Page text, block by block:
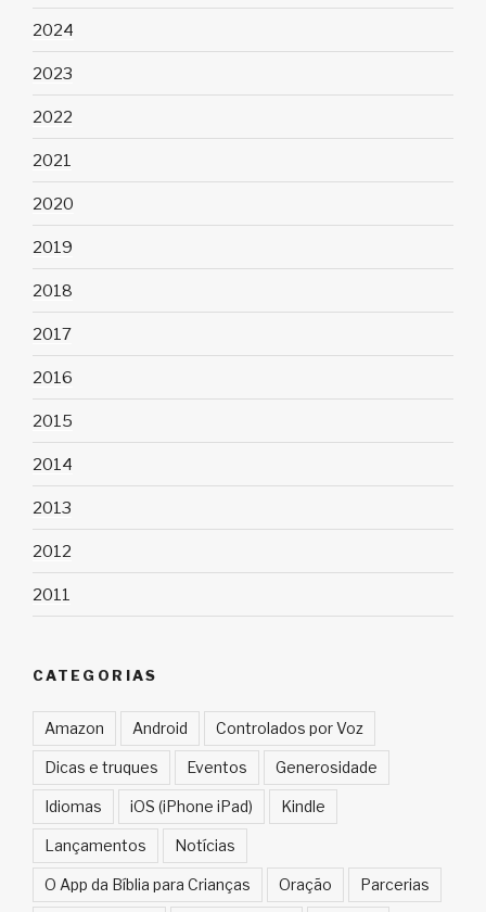
2024
2023
2022
2021
2020
2019
2018
2017
2016
2015
2014
2013
2012
2011
CATEGORIAS
Amazon Android Controlados por Voz
Dicas e truques Eventos Generosidade
Idiomas iOS (iPhone iPad) Kindle
Lançamentos Notícias
O App da Bíblia para Crianças Oração Parcerias